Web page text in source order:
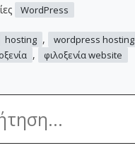
WordPress
hosting , wordpress hosting
, φιλοξενία website